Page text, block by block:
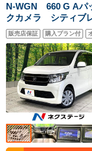
N-WGN 660 G A
クカメラ シティブ
スマートキー オー
レスト Bluetooth再
販売店保証 購入プラン付